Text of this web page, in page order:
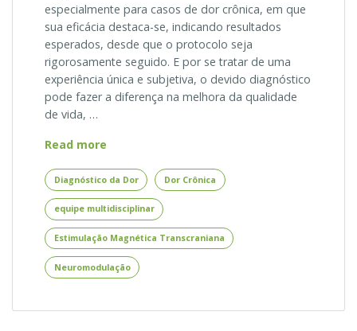
especialmente para casos de dor crônica, em que
sua eficácia destaca-se, indicando resultados
esperados, desde que o protocolo seja
rigorosamente seguido. E por se tratar de uma
experiência única e subjetiva, o devido diagnóstico
pode fazer a diferença na melhora da qualidade
de vida, …
Read more
Dor
para
Uso
de
Estimulação
Magnética
Transcraniana
Diagnóstico da Dor Dor Crônica
equipe multidisciplinar
Estimulação Magnética Transcraniana
Neuromodulação